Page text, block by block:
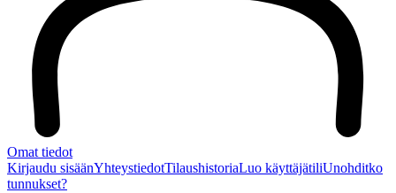
Omat tiedot
Kirjaudu sisäänYhteystiedotTilaushistoriaLuo käyttäjätiliUnohditko
tunnukset?